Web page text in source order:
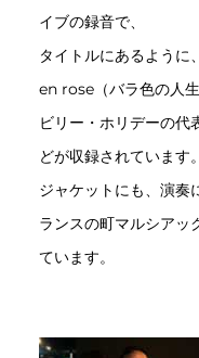
イブの録音で、
タイトルにあるように
en rose（バラ色の人生
ビリー・ホリデーの
どが収録されています。
ジャケットにも、演奏
ランスの町マルシアッ
ています。